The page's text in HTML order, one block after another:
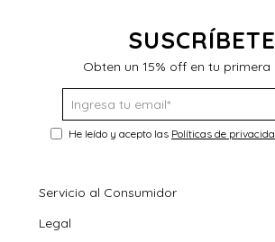
SUSCRÍBETE
Obten un 15% off en tu
He leído y acepto las Políticas de
Servicio al Consumidor
Centro de Ayuda
Legal